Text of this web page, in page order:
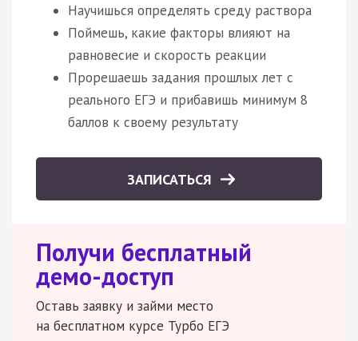
Научишься определять среду раствора
Поймешь, какие факторы влияют на
равновесие и скорость реакции
Прорешаешь задания прошлых лет с
реального ЕГЭ и прибавишь минимум 8
баллов к своему результату
ЗАПИСАТЬСЯ
Получи бесплатный
демо-доступ
Оставь заявку и займи место
на бесплатном курсе Турбо ЕГЭ